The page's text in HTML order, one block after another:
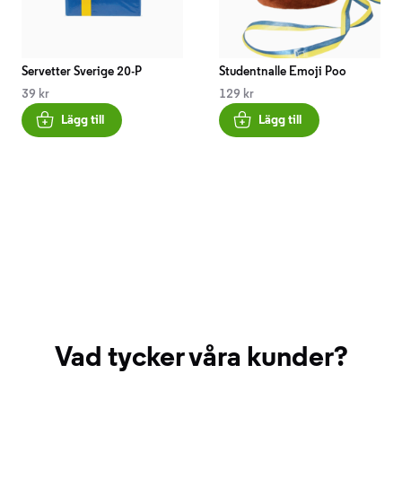
Servetter Sverige 20-P
Lägg till
39 kr
Studentnalle Emoji Poo
Lägg till
129 kr
Vad tycker våra kunder?